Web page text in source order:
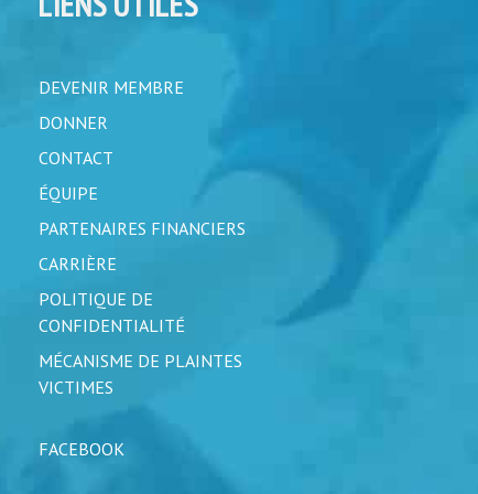
DEVENIR MEMBRE
DONNER
CONTACT
ÉQUIPE
PARTENAIRES FINANCIERS
CARRIÈRE
POLITIQUE DE
CONFIDENTIALITÉ
MÉCANISME DE PLAINTES
VICTIMES
FACEBOOK